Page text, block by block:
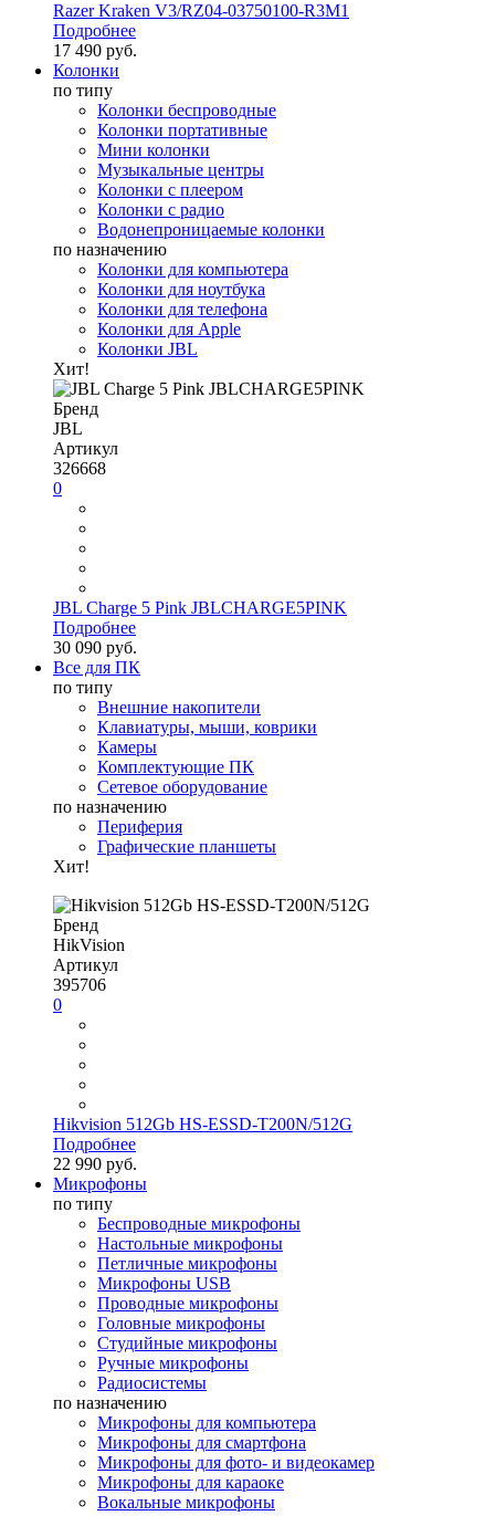
Razer Kraken V3/RZ04-03750100-R3M1
Подробнее
17 490 руб.
Колонки
по типу
Колонки беспроводные
Колонки портативные
Мини колонки
Музыкальные центры
Колонки с плеером
Колонки с радио
Водонепроницаемые колонки
по назначению
Колонки для компьютера
Колонки для ноутбука
Колонки для телефона
Колонки для Apple
Колонки JBL
Хит!
Бренд
JBL
Артикул
326668
0
JBL Charge 5 Pink JBLCHARGE5PINK
Подробнее
30 090 руб.
Все для ПК
по типу
Внешние накопители
Клавиатуры, мыши, коврики
Камеры
Комплектующие ПК
Сетевое оборудование
по назначению
Периферия
Графические планшеты
Хит!
Бренд
HikVision
Артикул
395706
0
Hikvision 512Gb HS-ESSD-T200N/512G
Подробнее
22 990 руб.
Микрофоны
по типу
Беспроводные микрофоны
Настольные микрофоны
Петличные микрофоны
Микрофоны USB
Проводные микрофоны
Головные микрофоны
Студийные микрофоны
Ручные микрофоны
Радиосистемы
по назначению
Микрофоны для компьютера
Микрофоны для смартфона
Микрофоны для фото- и видеокамер
Микрофоны для караоке
Вокальные микрофоны